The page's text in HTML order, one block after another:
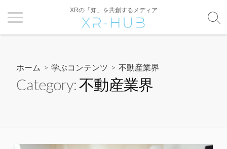
XRの「知」を共創するメディア
ホーム >学ぶコンテンツ >不動産業界
Category:不動産業界